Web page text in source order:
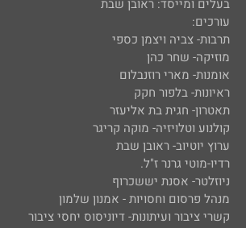
בעלים ומייסד: ראובן שבת
עורכים:
תרבות- צביה ויצמן כספי
מוזיקה- שחר כהן
אומנות- מארי רוזנבלום
ראיונות- בלפור חקק
תאטרון- חגית בת אליעזר
קולנוע וטלויזיה- מוקה קריגר
ערוץ יוטיוב- ראובן שבת
רדיו-מוטי גרנר ז"ל.
ניוזלטר- אסנת יששכרוף
מנהל פרסום וחסויות - אמנון שלמון
קשרי ציבור ועיתונות- דיוניסוס יחסי ציבור